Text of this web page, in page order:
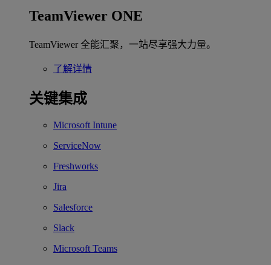
TeamViewer ONE
TeamViewer 全能汇聚，一站尽享强大力量。
了解详情
关键集成
Microsoft Intune
ServiceNow
Freshworks
Jira
Salesforce
Slack
Microsoft Teams